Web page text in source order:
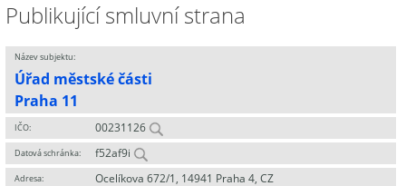
Publikující smluvní strana
Název subjektu:
Úřad městské části
Praha 11
IČO: 00231126
Datová schránka: f52af9i
Adresa: Ocelíkova 672/1, 14941 Praha 4, CZ